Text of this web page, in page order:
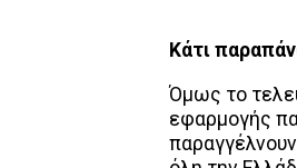
Κάτι
Όμως το
εφαρμογής